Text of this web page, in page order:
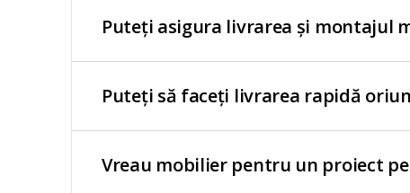
Puteți asigura livrarea și montajul
Puteți să faceți livrarea rapidă
Vreau mobilier pentru un proiect